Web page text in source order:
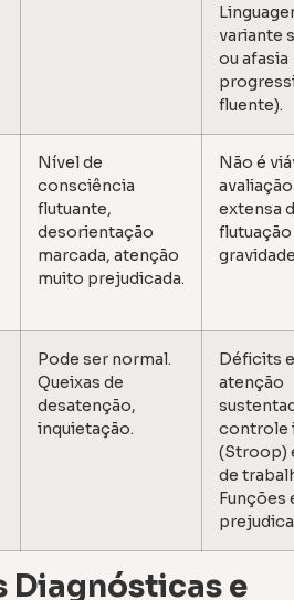
variante
ou afasia
fluente).
Nível de
consciência
flutuante,
desorientação
marcada, atenção
muito prejudicada.
Não é
extensa
flutuação
Pode ser normal.
Queixas de
desatenção,
inquietação.
Déficits
atenção
controle
(Stroop)
de
Funções
Diagnósticas e